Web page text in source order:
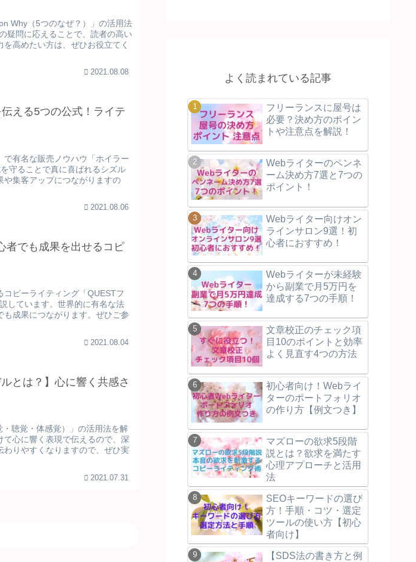
Why（5つのなぜ？）」の活用法
疑問に応えることで、読者の高い
高めたい方は、ぜひお役立てく
2021.08.08
える5つの公式！ライテ
で有名な販売ノウハウ「ホイラー
守ることで真に喜ばれるシズル
集客アップにつながりますの
2021.08.06
者でも成果を出せるコピ
ピーライティング「QUESTフ
しています。世界的に有名な法
成果につながります。ぜひご参
2021.08.04
とは？】心に響く共感さ
聴覚・体感覚）」の活用法を解
心に響く表現で伝えるので、深
わりやすくなりますので、ぜひ実
2021.07.31
よく読まれている記事
フリーランスに屋号は
必要？決め方のポイン
トや注意点を解説！
Webライターのペンネ
ーム決め方7選と7つの
ポイント！
Webライター向けオン
ラインサロン9選！初
心者におすすめ！
Webライターが未経験
から副業で月5万円を
達成する7つの手順！
文章校正のチェック項
目10のポイントと効率
よく見直す4つの方法
初心者向け！Webライ
ターのポートフォリオ
の作り方【例文つき】
マズローの欲求5段階
説とは？欲求を満たす
心理アプローチと活用
法
SEOキーワードの選び
方！手順・コツ・選定
ツールの使い方【初心
者向け】
【SDS法の書き方と例